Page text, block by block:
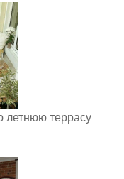
террасу